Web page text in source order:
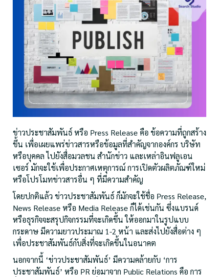
ข่าวประชาสัมพันธ์ หรือ Press Release คือ ข้อความที่ถูกสร้าง
ขึ้น เพื่อเผยแพร่ข่าวสารหรือข้อมูลที่สำคัญจากองค์กร บริษัท
หรือบุคคล ไปยังสื่อมวลชน สำนักข่าว และเหล่าอินฟลูเอน
เซอร์ มักจะใช้เพื่อประกาศเหตุการณ์ การเปิดตัวผลิตภัณฑ์ใหม่
หรือโปรโมทข่าวสารอื่น ๆ ที่มีความสำคัญ
โดยปกติแล้ว ข่าวประชาสัมพันธ์ ก็มักจะใช้ชื่อ Press Release,
News Release หรือ Media Release ก็ได้เช่นกัน ซึ่งแบรนด์
หรือธุรกิจจะสรุปกิจกรรมที่จะเกิดขึ้น ให้ออกมาในรูปแบบ
กระดาษ มีความยาวประมาณ 1-2 หน้า และส่งไปยังสื่อต่าง ๆ
เพื่อประชาสัมพันธ์กับสิ่งที่จะเกิดขึ้นในอนาคต
นอกจากนี้ ‘ข่าวประชาสัมพันธ์’ มีความคล้ายกับ ‘การ
ประชาสัมพันธ์’ หรือ PR ย่อมาจาก Public Relations คือ การ